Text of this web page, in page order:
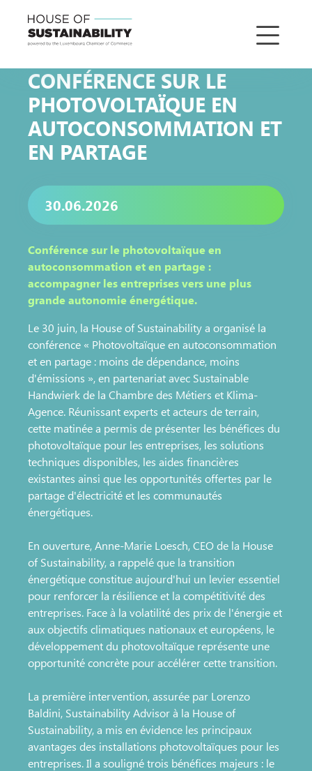
CONFÉRENCE SUR LE
PHOTOVOLTAÏQUE EN
AUTOCONSOMMATION ET
EN PARTAGE
30.06.2026
Conférence sur le photovoltaïque en
autoconsommation et en partage :
accompagner les entreprises vers une plus
grande autonomie énergétique.
Le 30 juin, la House of Sustainability a organisé la
conférence « Photovoltaïque en autoconsommation
et en partage : moins de dépendance, moins
d'émissions », en partenariat avec Sustainable
Handwierk de la Chambre des Métiers et Klima-
Agence. Réunissant experts et acteurs de terrain,
cette matinée a permis de présenter les bénéfices du
photovoltaïque pour les entreprises, les solutions
techniques disponibles, les aides financières
existantes ainsi que les opportunités offertes par le
partage d'électricité et les communautés
énergétiques.
En ouverture, Anne-Marie Loesch, CEO de la House
of Sustainability, a rappelé que la transition
énergétique constitue aujourd'hui un levier essentiel
pour renforcer la résilience et la compétitivité des
entreprises. Face à la volatilité des prix de l'énergie et
aux objectifs climatiques nationaux et européens, le
développement du photovoltaïque représente une
opportunité concrète pour accélérer cette transition.
La première intervention, assurée par Lorenzo
Baldini, Sustainability Advisor à la House of
Sustainability, a mis en évidence les principaux
avantages des installations photovoltaïques pour les
entreprises. Il a souligné trois bénéfices majeurs : le